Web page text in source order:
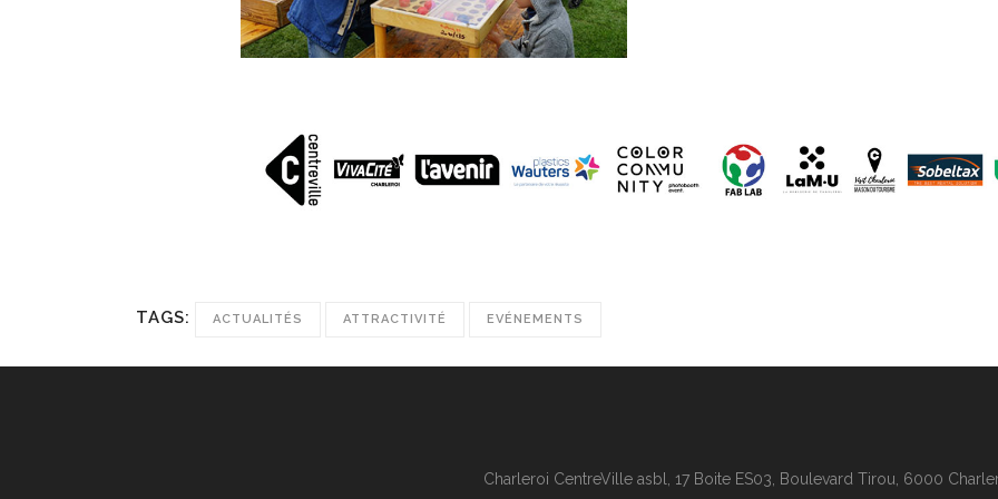
TAGS: ACTUALITÉS ATTRACTIVITÉ EVÉNEMENTS
Charleroi CentreVille asbl, 17 Boite ES03, Boulevard Tirou, 6000